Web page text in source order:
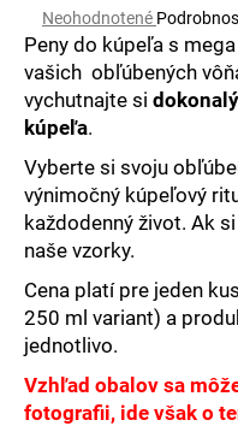
Priemerné
hodnotenie
produktu
je
0,0
z
hviezdičiek.
Neohodnotené
Peny do kúpeľa s
vašich obľúbených
vychutnajte si
kúpeľa.
Vyberte si svoju
výnimočný kúpeľový
každodenný život. Ak
naše vzorky.
Cena platí pre jeden
250 ml variant) a
jednotlivo.
Vzhľad obalov sa
fotografii, ide však o
HĽADAŤ
O
d
p
o
r
ú
č
a
m
e